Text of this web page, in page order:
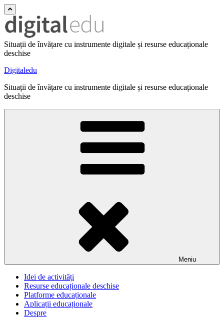
Situații de învățare cu instrumente digitale și resurse educaționale
deschise
Digitaledu
Situații de învățare cu instrumente digitale și resurse educaționale
deschise
Meniu
Idei de activități
Resurse educaționale deschise
Platforme educaționale
Aplicații educaționale
Despre